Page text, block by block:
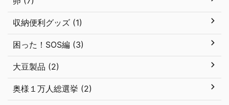
収納便利グッズ (1)
困った！SOS編 (3)
大豆製品 (2)
奥様１万人総選挙 (2)